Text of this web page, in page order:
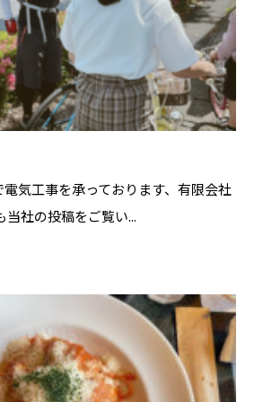
気工事を承っております、有限会社
社の投稿をご覧い...